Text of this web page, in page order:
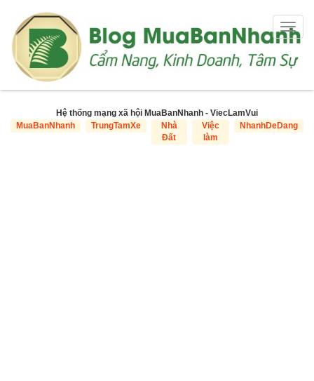
Hệ thống mạng xã hội MuaBanNhanh - ViecLamVui
MuaBanNhanh
TrungTamXe
Nhà
Đất
Việc
làm
NhanhDeDang